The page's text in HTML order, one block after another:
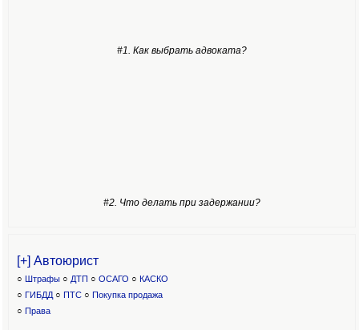
#1. Как выбрать адвоката?
#2. Что делать при задержании?
[+] Автоюрист
○ Штрафы ○ ДТП ○ ОСАГО ○ КАСКО
○ ГИБДД ○ ПТС ○ Покупка продажа
○ Права